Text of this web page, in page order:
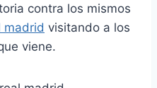
contra los mismos
madrid visitando a los
viene.